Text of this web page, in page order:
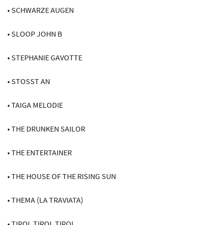
• SCHWARZE AUGEN
• SLOOP JOHN B
• STEPHANIE GAVOTTE
• STOSST AN
• TAIGA MELODIE
• THE DRUNKEN SAILOR
• THE ENTERTAINER
• THE HOUSE OF THE RISING SUN
• THEMA (LA TRAVIATA)